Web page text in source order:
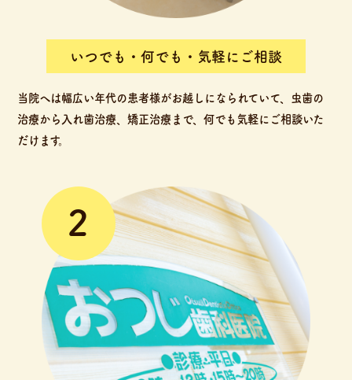
いつでも・何でも・気軽にご相談
当院へは幅広い年代の患者様がお越しになられていて、虫歯の
治療から入れ歯治療、矯正治療まで、何でも気軽にご相談いた
だけます。
2